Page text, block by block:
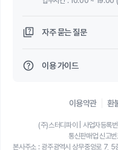
자주 묻는 질문
이용 가이드
이용약관 환
(주)스터디파이 | 사업자등
통신판매업 신고
본사주소 : 광주광역시 상무중앙로 7,